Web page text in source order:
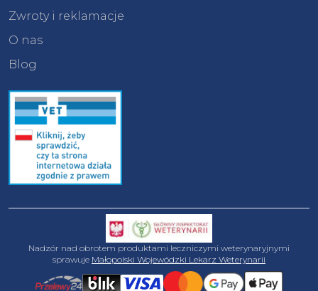
Zwroty i reklamacje
O nas
Blog
Nadzór nad obrotem produktami leczniczymi weterynaryjnymi
sprawuje Małopolski Wojewódzki Lekarz Weterynarii